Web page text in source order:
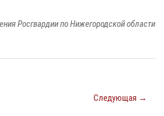
Росгвардии по Нижегородской области
Следующая →